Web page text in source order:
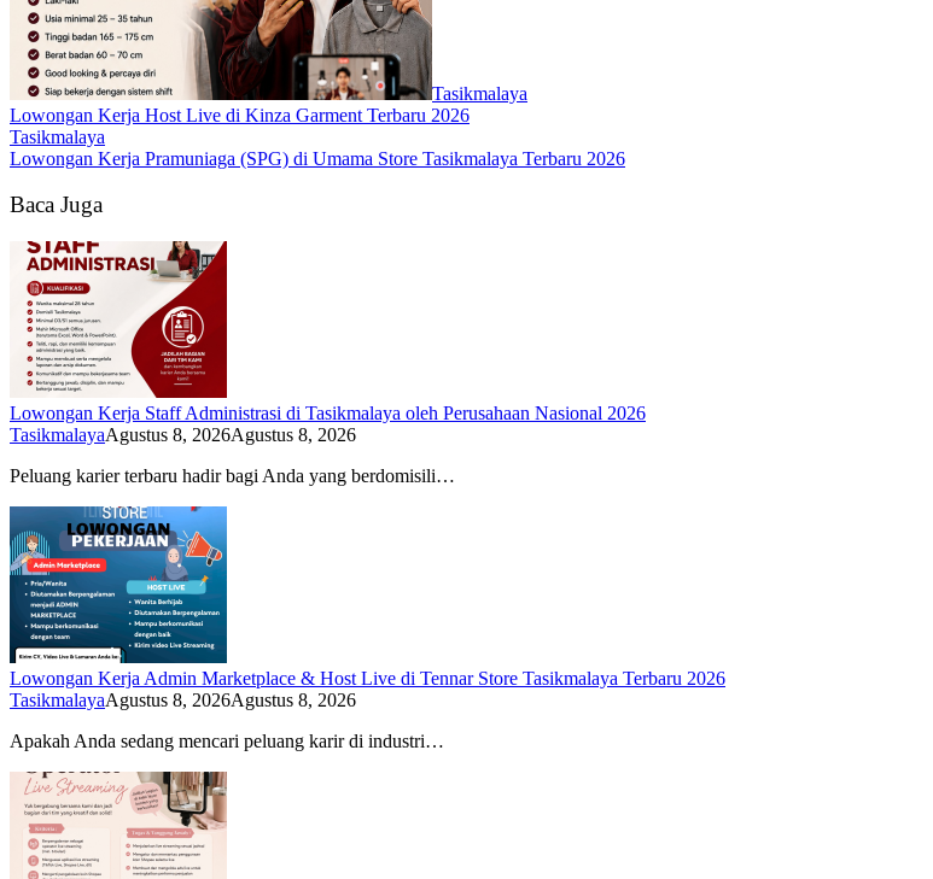
Tasikmalaya
Lowongan Kerja Host Live di Kinza Garment Terbaru 2026
Tasikmalaya
Lowongan Kerja Pramuniaga (SPG) di Umama Store Tasikmalaya Terbaru 2026
Baca Juga
Lowongan Kerja Staff Administrasi di Tasikmalaya oleh Perusahaan Nasional 2026
TasikmalayaAgustus 8, 2026Agustus 8, 2026
Peluang karier terbaru hadir bagi Anda yang berdomisili…
Lowongan Kerja Admin Marketplace & Host Live di Tennar Store Tasikmalaya Terbaru 2026
TasikmalayaAgustus 8, 2026Agustus 8, 2026
Apakah Anda sedang mencari peluang karir di industri…